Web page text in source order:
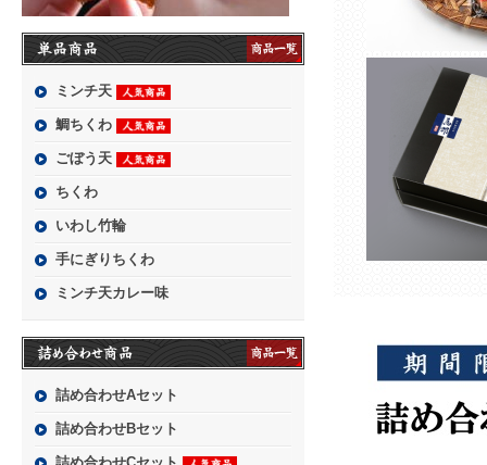
ミンチ天
鯛ちくわ
ごぼう天
ちくわ
いわし竹輪
手にぎりちくわ
ミンチ天カレー味
詰め合わせAセット
詰め合わせBセット